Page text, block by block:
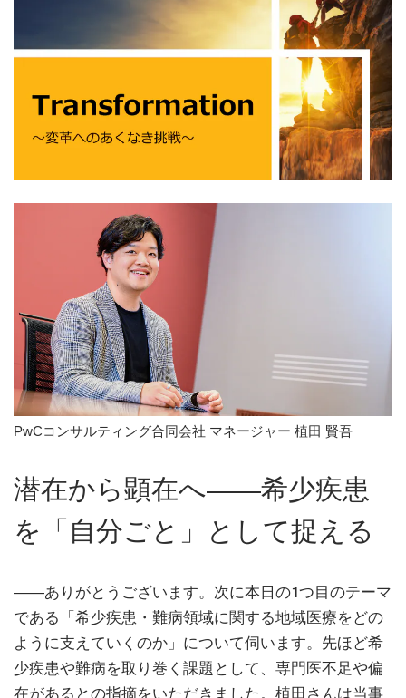
潜在から顕在へ――希少疾患
を「自分ごと」として捉える
――ありがとうございます。次に本日の1つ目のテーマ
である「希少疾患・難病領域に関する地域医療をどの
ように支えていくのか」について伺います。先ほど希
少疾患や難病を取り巻く課題として、専門医不足や偏
在があるとの指摘をいただきました。植田さんは当事
PwCコンサルティング合同会社 マネージャー 植田 賢吾